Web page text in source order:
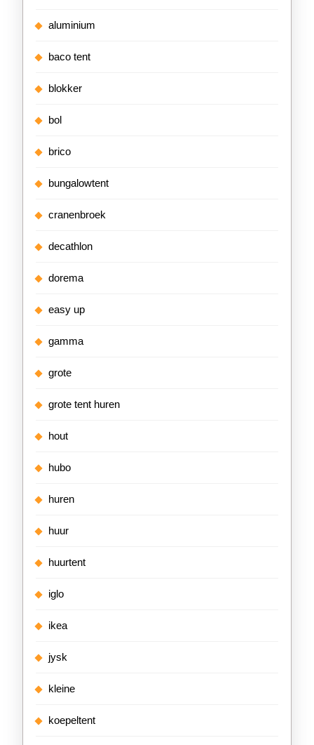
aluminium
baco tent
blokker
bol
brico
bungalowtent
cranenbroek
decathlon
dorema
easy up
gamma
grote
grote tent huren
hout
hubo
huren
huur
huurtent
iglo
ikea
jysk
kleine
koepeltent